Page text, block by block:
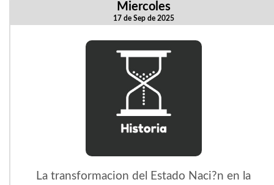
Miercoles
17 de Sep de 2025
La transformacion del Estado Naci?n en la